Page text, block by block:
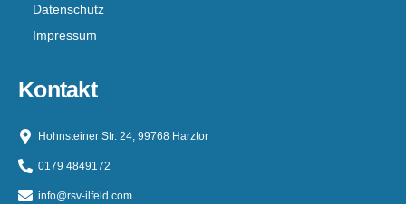
Datenschutz
Impressum
Kontakt
Hohnsteiner Str. 24, 99768 Harztor
0179 4849172
info@rsv-ilfeld.com